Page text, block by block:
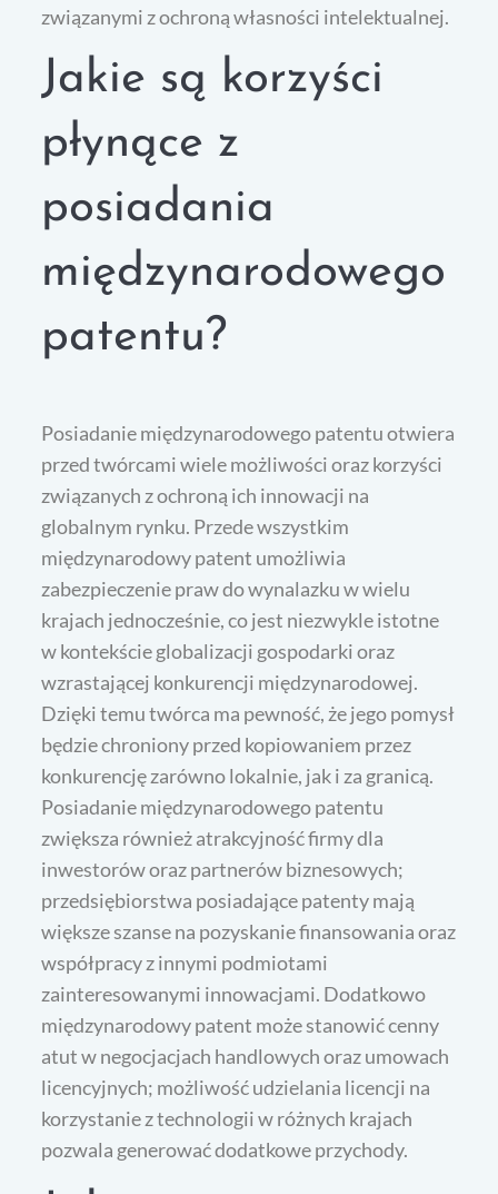
związanymi z ochroną własności intelektualnej.
Jakie są korzyści
płynące z
posiadania
międzynarodowego
patentu?
Posiadanie międzynarodowego patentu otwiera
przed twórcami wiele możliwości oraz korzyści
związanych z ochroną ich innowacji na
globalnym rynku. Przede wszystkim
międzynarodowy patent umożliwia
zabezpieczenie praw do wynalazku w wielu
krajach jednocześnie, co jest niezwykle istotne
w kontekście globalizacji gospodarki oraz
wzrastającej konkurencji międzynarodowej.
Dzięki temu twórca ma pewność, że jego pomysł
będzie chroniony przed kopiowaniem przez
konkurencję zarówno lokalnie, jak i za granicą.
Posiadanie międzynarodowego patentu
zwiększa również atrakcyjność firmy dla
inwestorów oraz partnerów biznesowych;
przedsiębiorstwa posiadające patenty mają
większe szanse na pozyskanie finansowania oraz
współpracy z innymi podmiotami
zainteresowanymi innowacjami. Dodatkowo
międzynarodowy patent może stanowić cenny
atut w negocjacjach handlowych oraz umowach
licencyjnych; możliwość udzielania licencji na
korzystanie z technologii w różnych krajach
pozwala generować dodatkowe przychody.